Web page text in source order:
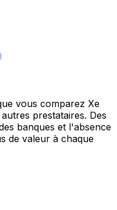
vous comparez Xe
prestataires. Des
banques et l'absence
de valeur à chaque